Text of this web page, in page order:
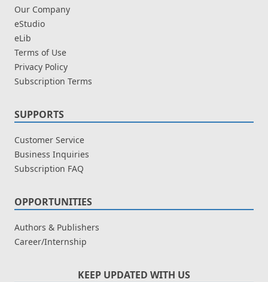
Our Company
eStudio
eLib
Terms of Use
Privacy Policy
Subscription Terms
SUPPORTS
Customer Service
Business Inquiries
Subscription FAQ
OPPORTUNITIES
Authors & Publishers
Career/Internship
KEEP UPDATED WITH US